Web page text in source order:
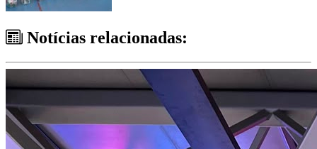
Notícias relacionadas: